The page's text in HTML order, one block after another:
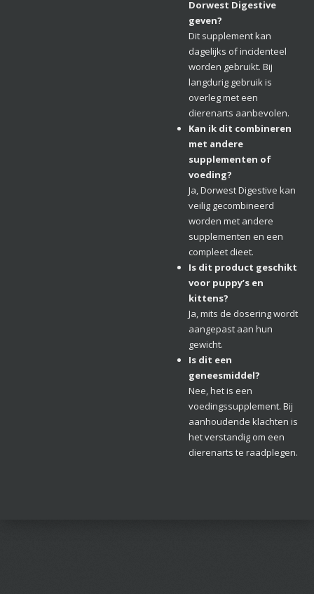
Dorwest Digestive
geven?
Dit supplement kan
dagelijks of incidenteel
worden gebruikt. Bij
langdurig gebruik is
overleg met een
dierenarts aanbevolen.
Kan ik dit combineren
met andere
supplementen of
voeding?
Ja, Dorwest Digestive kan
veilig gecombineerd
worden met andere
supplementen en een
compleet dieet.
Is dit product geschikt
voor puppy’s en
kittens?
Ja, mits de dosering wordt
aangepast aan hun
gewicht.
Is dit een
geneesmiddel?
Nee, het is een
voedingssupplement. Bij
aanhoudende klachten is
het verstandig om een
dierenarts te raadplegen.